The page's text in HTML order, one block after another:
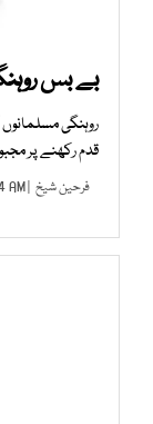
بے بس
روہنگی
قدم رکھنے پر
فرحین شیخ | JAN 24, 2021 11:34 AM |